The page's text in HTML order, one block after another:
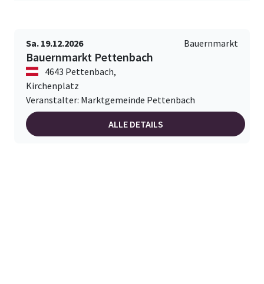
Sa. 19.12.2026 Bauernmarkt
Bauernmarkt Pettenbach
4643 Pettenbach,
Kirchenplatz
Veranstalter: Marktgemeinde Pettenbach
ALLE DETAILS